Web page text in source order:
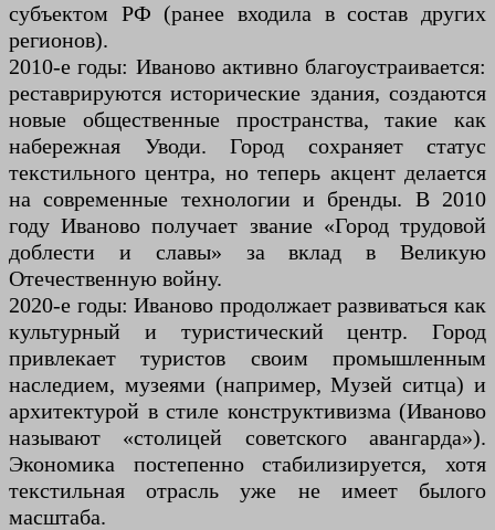
субъектом РФ (ранее входила в состав других
регионов).
2010-е годы: Иваново активно благоустраивается:
реставрируются исторические здания, создаются
новые общественные пространства, такие как
набережная Уводи. Город сохраняет статус
текстильного центра, но теперь акцент делается
на современные технологии и бренды. В 2010
году Иваново получает звание «Город трудовой
доблести и славы» за вклад в Великую
Отечественную войну.
2020-е годы: Иваново продолжает развиваться как
культурный и туристический центр. Город
привлекает туристов своим промышленным
наследием, музеями (например, Музей ситца) и
архитектурой в стиле конструктивизма (Иваново
называют «столицей советского авангарда»).
Экономика постепенно стабилизируется, хотя
текстильная отрасль уже не имеет былого
масштаба.